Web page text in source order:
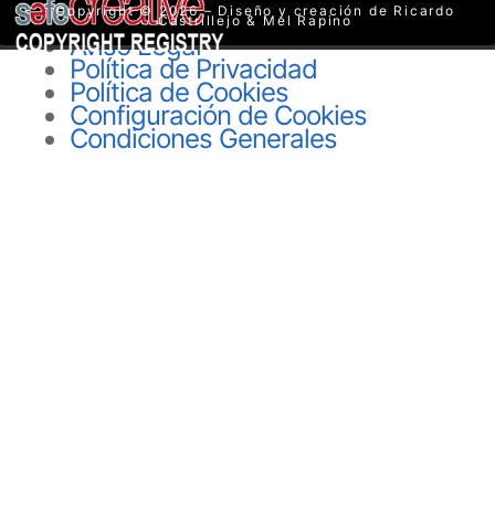
Copyright © 2026 – Diseño y creación de Ricardo
Castrillejo & Mel Rapino
Aviso Legal
Política de Privacidad
Política de Cookies
Configuración de Cookies
Condiciones Generales